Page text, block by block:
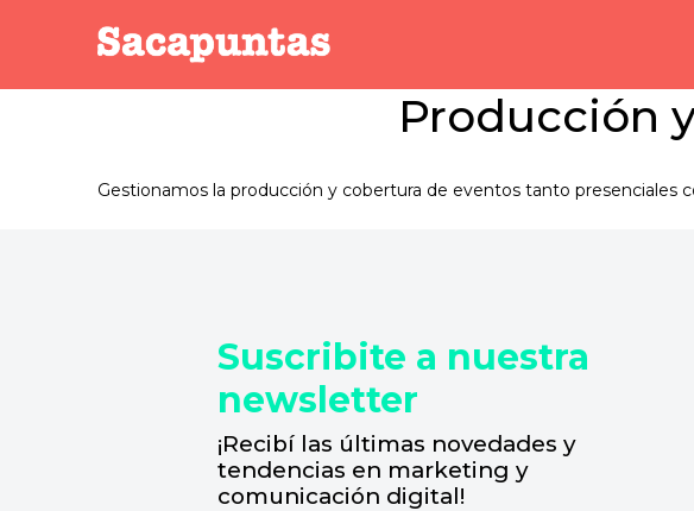
Producción
Gestionamos la producción y cobertura de eventos tanto presenciales
Suscribite a nuestra
newsletter
¡Recibí las últimas novedades y
tendencias en marketing y
comunicación digital!